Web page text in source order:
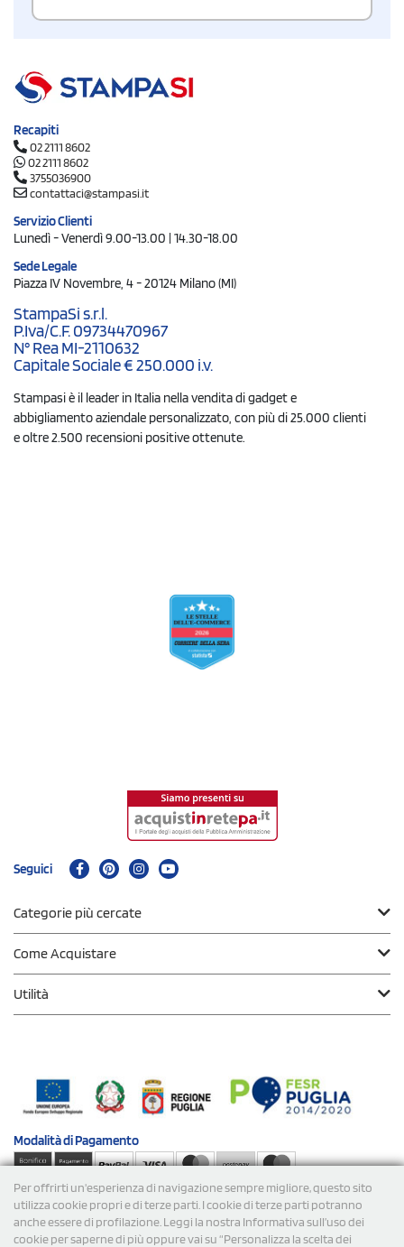
Per offrirti un'esperienza di navigazione sempre migliore, questo sito
utilizza cookie propri e di terze parti. I cookie di terze parti potranno
anche essere di profilazione. Leggi la nostra Informativa sull’uso dei
cookie per saperne di più oppure vai su “Personalizza la scelta dei
Recapiti
02 2111 8602
02 2111 8602
3755036900
contattaci@stampasi.it
Servizio Clienti
Lunedì - Venerdì 9.00-13.00 | 14.30-18.00
Sede Legale
Piazza IV Novembre, 4 - 20124 Milano (MI)
StampaSi s.r.l.
P.Iva/C.F. 09734470967
N° Rea MI-2110632
Capitale Sociale € 250.000 i.v.
Stampasi è il leader in Italia nella vendita di gadget e
abbigliamento aziendale personalizzato, con più di 25.000 clienti
e oltre 2.500 recensioni positive ottenute.
Seguici
Categorie più cercate
Come Acquistare
Utilità
Modalità diPagamento
Spedizioni